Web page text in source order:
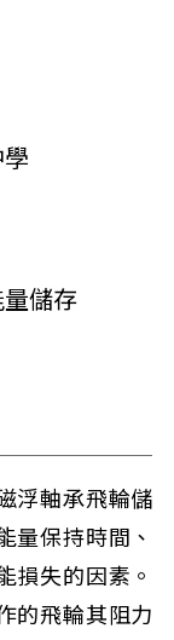
儲存
浮軸承飛輪儲
量保持時間、
損失的因素。
的飛輪其阻力